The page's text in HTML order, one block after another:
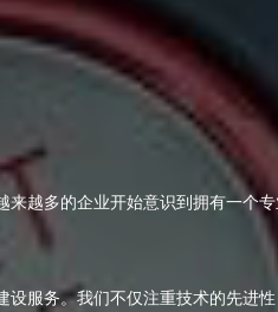
越多的企业开始意识到拥有一个
服务。我们不仅注重技术的先进